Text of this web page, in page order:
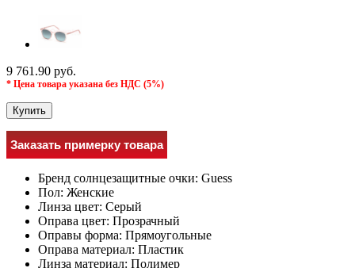
9 761.90 руб.
* Цена товара указана без НДС (5%)
Купить
Заказать примерку товара
Бренд солнцезащитные очки: Guess
Пол: Женские
Линза цвет: Серый
Оправа цвет: Прозрачный
Оправы форма: Прямоугольные
Оправа материал: Пластик
Линза материал: Полимер